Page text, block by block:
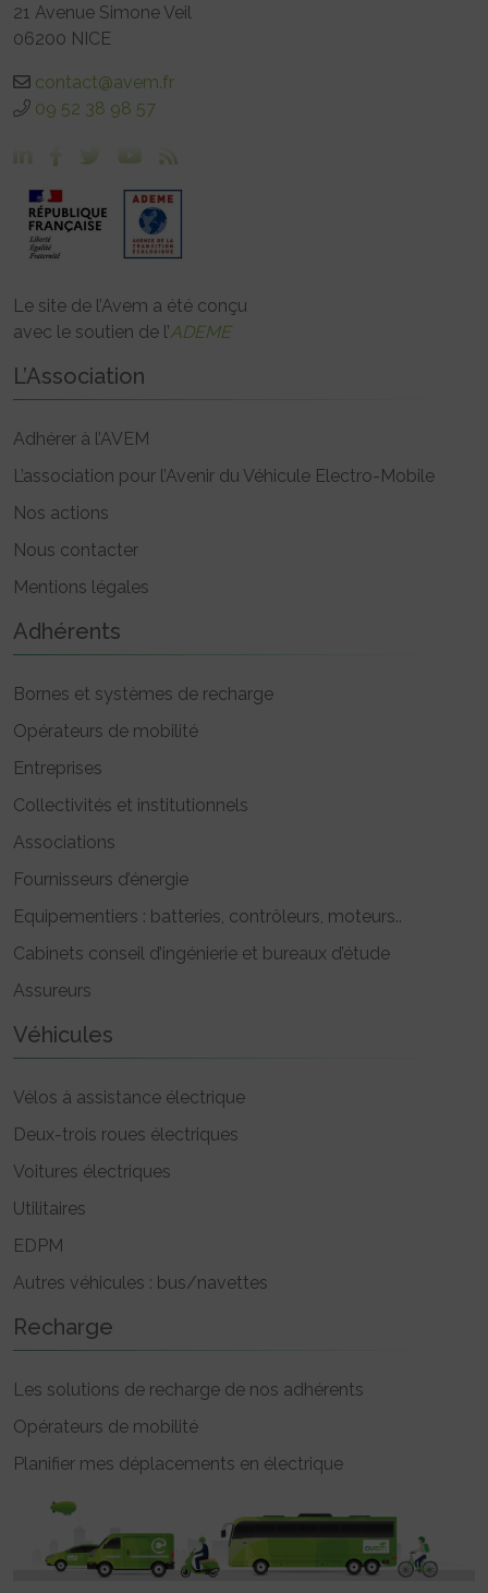
21 Avenue Simone Veil
06200 NICE
contact@avem.fr
09 52 38 98 57
Le site de l’Avem a été conçu
avec le soutien de l’ADEME
L’Association
Adhérer à l’AVEM
L’association pour l’Avenir du Véhicule Electro-Mobile
Nos actions
Nous contacter
Mentions légales
Adhérents
Bornes et systèmes de recharge
Opérateurs de mobilité
Entreprises
Collectivités et institutionnels
Associations
Fournisseurs d’énergie
Equipementiers : batteries, contrôleurs, moteurs..
Cabinets conseil d’ingénierie et bureaux d’étude
Assureurs
Véhicules
Vélos à assistance électrique
Deux-trois roues électriques
Voitures électriques
Utilitaires
EDPM
Autres véhicules : bus/navettes
Recharge
Les solutions de recharge de nos adhérents
Opérateurs de mobilité
Planifier mes déplacements en électrique